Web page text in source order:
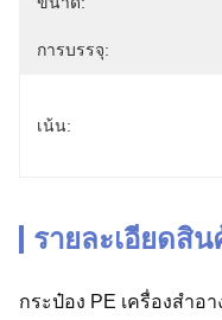
การบรรจุ:
เน้น:
รายละเอียดสิน
กระป๋อง PE เครื่องสําอ